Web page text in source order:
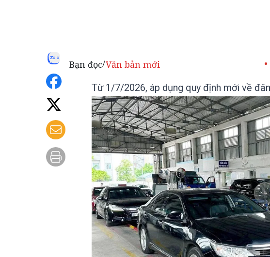
Bạn đọc/Văn bản mới
Từ 1/7/2026, áp dụng quy định mới về